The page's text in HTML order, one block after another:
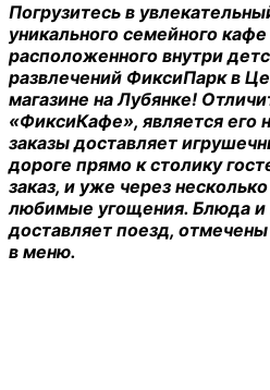
Погрузитесь в
уникального семейного
расположенного внутри
развлечений ФиксиПарк в
магазине на Лубянке!
«ФиксиКафе», является его
заказы доставляет
дороге прямо к столику
заказ, и уже через
любимые угощения. Блюда и
доставляет поезд,
в меню.